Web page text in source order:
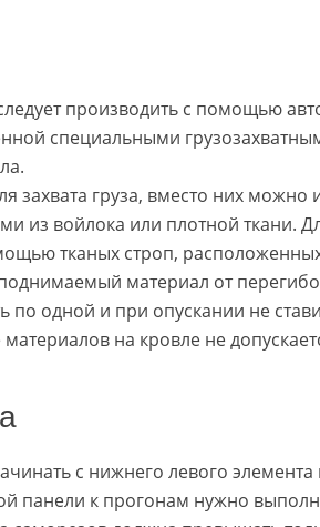
производить с помощью
специальными
захвата груза, вместо них можно
из войлока или плотной ткани.
тканых строп,
материал от
одной и при опускании не
на кровле не
с нижнего левого
панели к прогонам нужно